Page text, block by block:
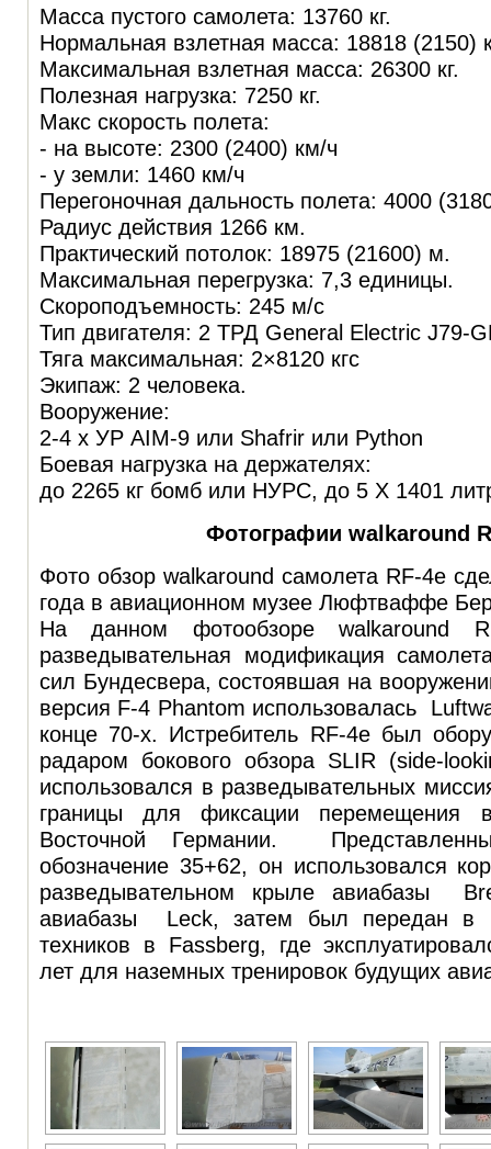
Масса пустого самолета: 13760 кг.
Нормальная взлетная масса: 18818 (2150)
Максимальная взлетная масса: 26300 кг.
Полезная нагрузка: 7250 кг.
Макс скорость полета:
- на высоте: 2300 (2400) км/ч
- у земли: 1460 км/ч
Перегоночная дальность полета: 4000
Радиус действия 1266 км.
Практический потолок: 18975 (21600) м.
Максимальная перегрузка: 7,3 единицы.
Скороподъемность: 245 м/с
Тип двигателя: 2 ТРД General Electric J79-
Тяга максимальная: 2×8120 кгс
Экипаж: 2 человека.
Вооружение:
2-4 х УР AIM-9 или Shafrir или Python
Боевая нагрузка на держателях:
до 2265 кг бомб или НУРС, до 5 Х 1401
Фотографии walkaround
Фото обзор walkaround самолета RF-4e
года в авиационном музее Люфтваффе
На данном фотообзоре walkaround
разведывательная модификация
сил Бундесвера, состоявшая на
версия F-4 Phantom использовалась
конце 70-х. Истребитель RF-4e был
радаром бокового обзора SLIR (side-
использовался в разведывательных
границы для фиксации перемещения
Восточной Германии.
обозначение 35+62, он использовался
разведывательном крыле авиабазы
авиабазы Leck, затем был передан в
техников в Fassberg, где
лет для наземных тренировок будущих